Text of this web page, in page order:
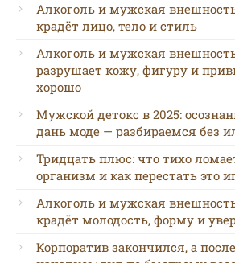
Алкоголь и мужская
крадёт лицо, тело и стиль
Алкоголь и мужская
разрушает кожу, фигуру и
хорошо
Мужской детокс в 2025:
дань моде — разбираемся без
Тридцать плюс: что тихо
организм и как перестать это
Алкоголь и мужская
крадёт молодость, форму и
Корпоратив закончился, а